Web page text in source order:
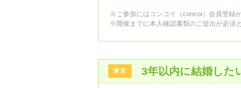
※ご参加にはコンコイ（concoi）会員登録が
※開催までに本人確認書類のご提出が必須と
東京 3年以内に結婚した